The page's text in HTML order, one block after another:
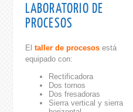
LABORATORIO DE
PROCESOS
El taller de procesosestá
equipado con:
Rectificadora
Dos tornos
Dos fresadoras
Sierra vertical y sierra